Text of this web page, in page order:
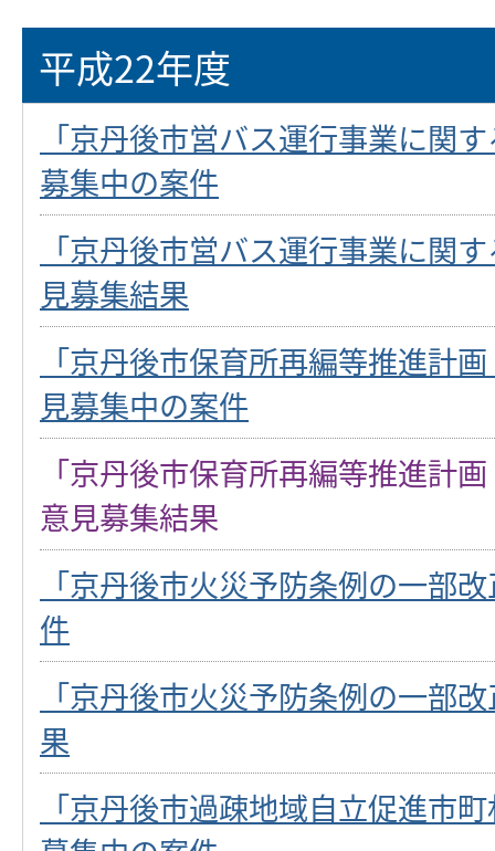
平成22年度
「京丹後市営バス運行事業に関
募集中の案件
「京丹後市営バス運行事業に関
見募集結果
「京丹後市保育所再編等推進計
見募集中の案件
「京丹後市保育所再編等推進計
意見募集結果
「京丹後市火災予防条例の一部
件
「京丹後市火災予防条例の一部
果
「京丹後市過疎地域自立促進市